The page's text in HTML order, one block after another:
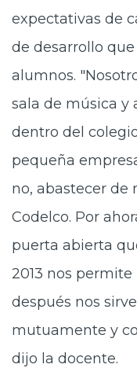
expectativas de
de desarrollo
alumnos.
sala de música y
dentro del
pequeña
no, abastecer de
Codelco. Por
puerta abierta
2013 nos
después nos
mutuamente y
dijo la docente.